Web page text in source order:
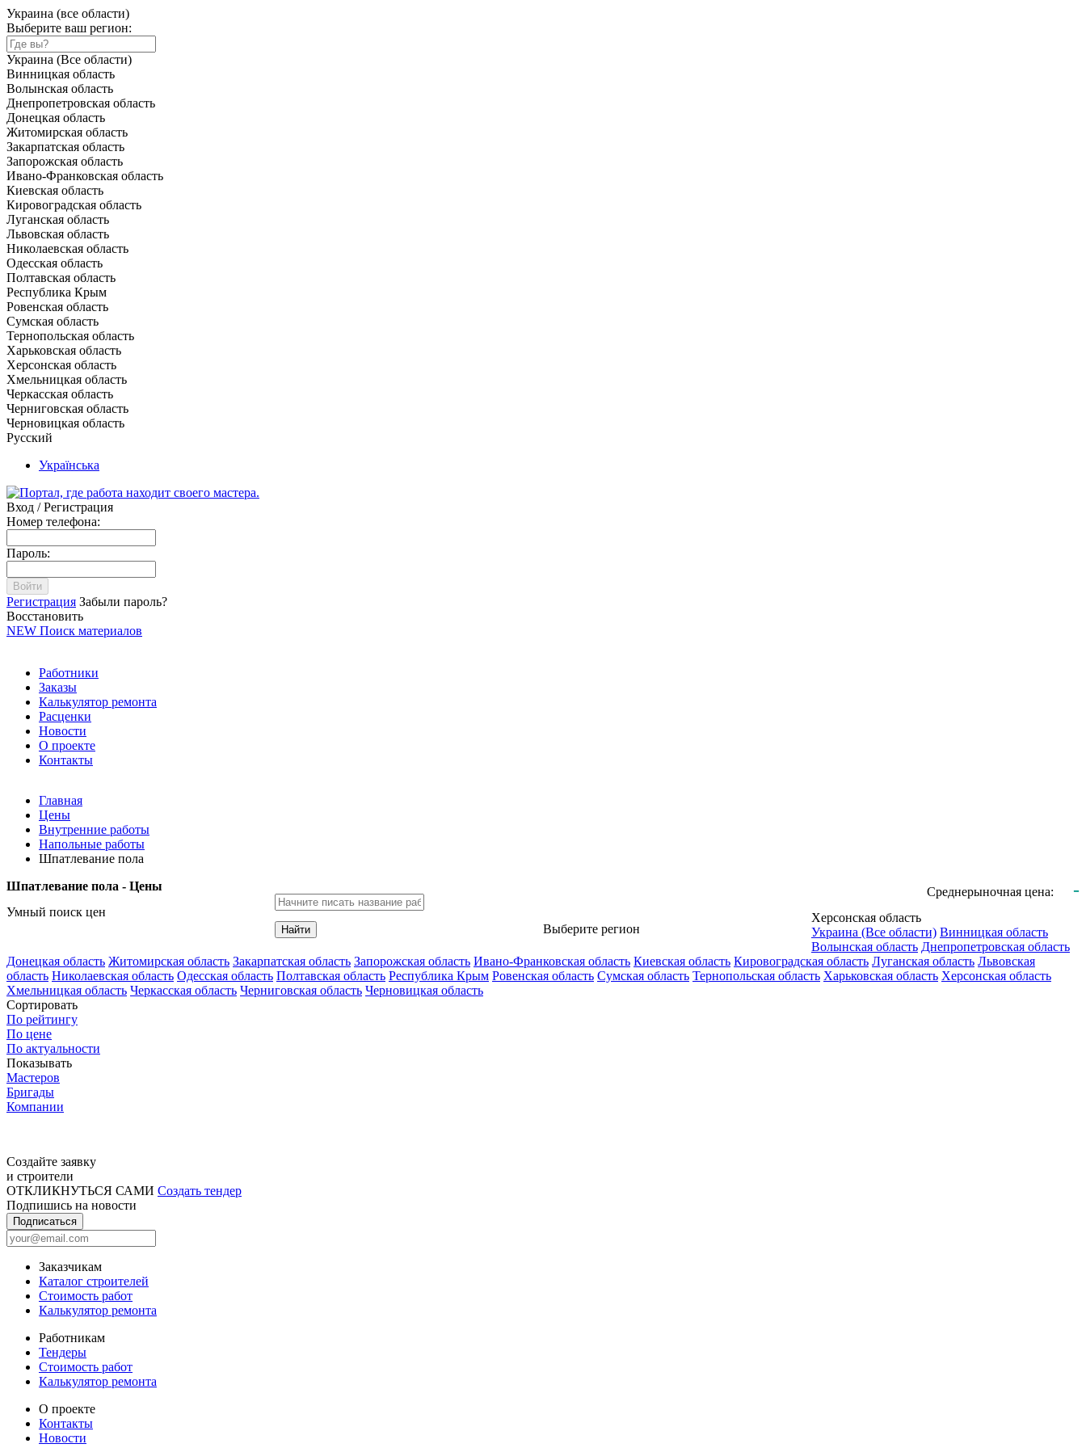
Украина (все области)
Выберите ваш регион:
Украина (Все области)
Винницкая область
Волынская область
Днепропетровская область
Донецкая область
Житомирская область
Закарпатская область
Запорожская область
Ивано-Франковская область
Киевская область
Кировоградская область
Луганская область
Львовская область
Николаевская область
Одесская область
Полтавская область
Республика Крым
Ровенская область
Сумская область
Тернопольская область
Харьковская область
Херсонская область
Хмельницкая область
Черкасская область
Черниговская область
Черновицкая область
Русский
Українська
Вход / Регистрация
Номер телефона:
Пароль:
Войти
Регистрация Забыли пароль?
Восстановить
NEW Поиск материалов
Работники
Заказы
Калькулятор ремонта
Расценки
Новости
О проекте
Контакты
Главная
Цены
Внутренние работы
Напольные работы
Шпатлевание пола
Шпатлевание пола - Цены
Среднерыночная цена: -
Умный поиск цен
Найти Выберите регион
Херсонская область
Украина (Все области) Винницкая область
Волынская область Днепропетровская область
Донецкая область Житомирская область Закарпатская область Запорожская область Ивано-Франковская область Киевская область Кировоградская область Луганская область Львовская
область Николаевская область Одесская область Полтавская область Республика Крым Ровенская область Сумская область Тернопольская область Харьковская область Херсонская область
Хмельницкая область Черкасская область Черниговская область Черновицкая область
Сортировать
По рейтингу
По цене
По актуальности
Показывать
Мастеров
Бригады
Компании
Создайте заявку
и строители
ОТКЛИКНУТЬСЯ САМИ Создать тендер
Подпишись на новости
Подписаться
Заказчикам
Каталог строителей
Стоимость работ
Калькулятор ремонта
Работникам
Тендеры
Стоимость работ
Калькулятор ремонта
О проекте
Контакты
Новости